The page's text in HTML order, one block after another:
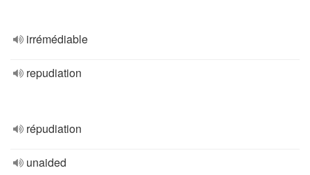
irrémédiable
repudiation
répudiation
unaided